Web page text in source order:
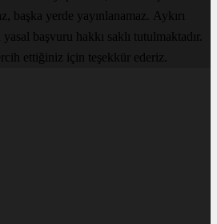
başka yerde yayınlanamaz. Aykırı
başvuru hakkı saklı tutulmaktadır.
ettiğiniz için teşekkür ederiz.